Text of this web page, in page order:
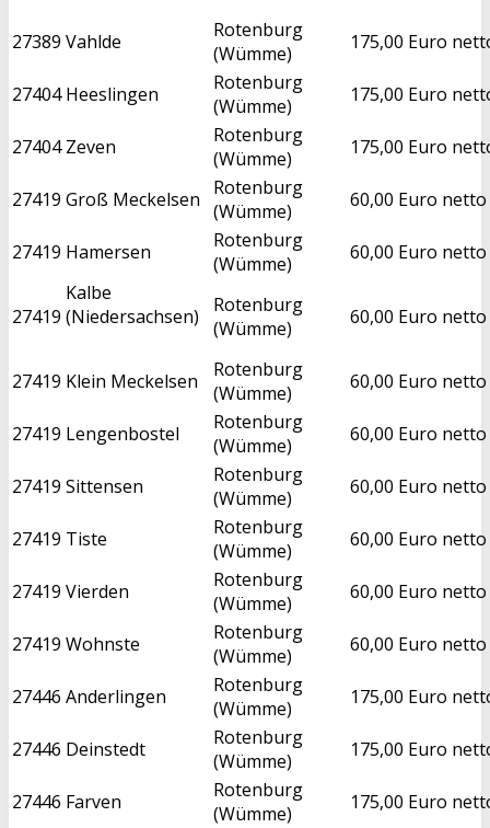
27389 Vahlde
Rotenburg
(Wümme)
175,00 Euro
27404 Heeslingen
Rotenburg
(Wümme)
175,00 Euro
27404 Zeven
Rotenburg
(Wümme)
175,00 Euro
27419 Groß Meckelsen
Rotenburg
(Wümme)
60,00 Euro netto
27419 Hamersen
Rotenburg
(Wümme)
60,00 Euro netto
27419
Kalbe
(Niedersachsen)
Rotenburg
(Wümme)
60,00 Euro netto
27419 Klein Meckelsen
Rotenburg
(Wümme)
60,00 Euro netto
27419 Lengenbostel
Rotenburg
(Wümme)
60,00 Euro netto
27419 Sittensen
Rotenburg
(Wümme)
60,00 Euro netto
27419 Tiste
Rotenburg
(Wümme)
60,00 Euro netto
27419 Vierden
Rotenburg
(Wümme)
60,00 Euro netto
27419 Wohnste
Rotenburg
(Wümme)
60,00 Euro netto
27446 Anderlingen
Rotenburg
(Wümme)
175,00 Euro
27446 Deinstedt
Rotenburg
(Wümme)
175,00 Euro
27446 Farven
Rotenburg
(Wümme)
175,00 Euro